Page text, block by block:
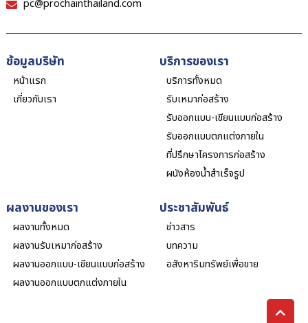
pc@prochainthailand.com
ข้อมูลบริษัท
หน้าแรก
เกี่ยวกับเรา
บริการของเรา
บริการทั้งหมด
รับเหมาก่อสร้าง
รับออกแบบ-เขียนแบบก่อสร้าง
รับออกแบบตกแต่งภายใน
ที่ปรึกษาโครงการก่อสร้าง
ผนังห้องน้ำสำเร็จรูป
ผลงานของเรา
ผลงานทั้งหมด
ผลงานรับเหมาก่อสร้าง
ผลงานออกแบบ-เขียนแบบก่อสร้าง
ผลงานออกแบบตกแต่งภายใน
ประชาสัมพันธ์
ข่าวสาร
บทความ
อสังหาริมทรัพย์เพื่อขาย